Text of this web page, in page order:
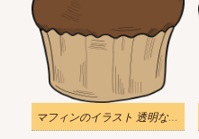
マフィンのイラスト 透明な背景 5